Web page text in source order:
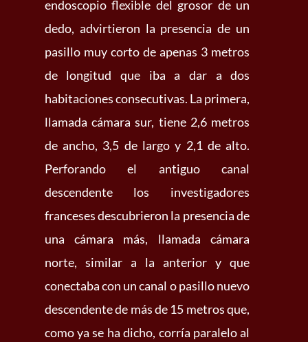
endoscopio flexible del grosor de un
dedo, advirtieron la presencia de un
pasillo muy corto de apenas 3 metros
de longitud que iba a dar a dos
habitaciones consecutivas. La primera,
llamada cámara sur, tiene 2,6 metros
de ancho, 3,5 de largo y 2,1 de alto.
Perforando el antiguo canal
descendente los investigadores
franceses descubrieron la presencia de
una cámara más, llamada cámara
norte, similar a la anterior y que
conectaba con un canal o pasillo nuevo
descendente de más de 15 metros que,
como ya se ha dicho, corría paralelo al